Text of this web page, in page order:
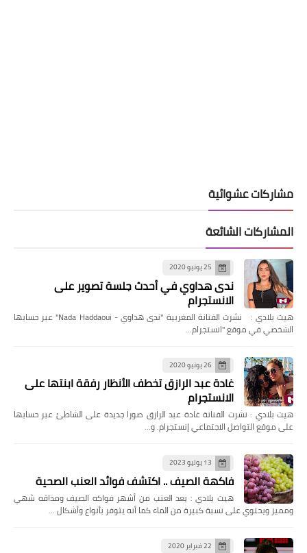
مشاركات عشوائية
المشاركات الشائعة
25 يونيو 2020
ندى هداوي في أحدث جلسة تصوير على
الانستجرام
هيت بلادي : نشرت الفنانة المغربية "ندى هداوي - Nada Haddaoui" عبر حسابها
الشخصي في موقع "انستجرام…
26 يونيو 2020
غادة عبد الرازق تخطف الأنظار رفقة ابنتها على
الانستجرام
هيت بلادي : نشرت الفنانة غادة عبد الرازق صورا جديدة على الشاطئ عبر حسابها
على موقع التواصل الاجتماعي إنستجرام. و…
13 يوليو 2023
فاكهة الصيف .. اكتشف فوائد العنب الصحية
هيت بلادي : يعد العنب من أشهر فواكه الصيف ومذاقه شهي
ومميز ويحتوي على نسبة كبيرة من الماء كما أنه يتوفر بأنواع وأشكال …
22 فبراير 2020